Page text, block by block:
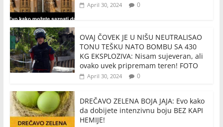
April 30, 2024 0
OVAJ ČOVEK JE U NIŠU NEUTRALISAO
TONU TEŠKU NATO BOMBU SA 430
KG EKSPLOZIVA: Nisam sujeveran, ali
ovako uvek pripremam teren! FOTO
April 30, 2024 0
DREČAVO ZELENA BOJA JAJA: Evo kako
da dobijete intenzivnu boju BEZ KAPI
HEMIJE!